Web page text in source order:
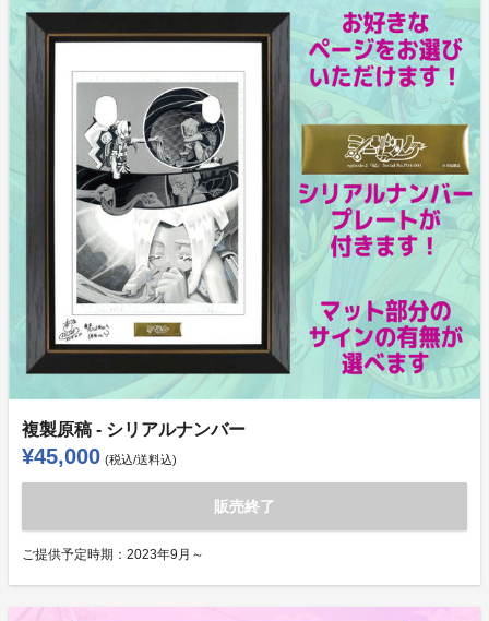
複製原稿 - シリアルナンバー
¥45,000 (税込/送料込)
販売終了
ご提供予定時期： 2023年9月～